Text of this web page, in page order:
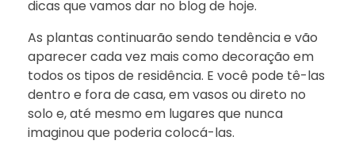
dicas que vamos dar no blog de hoje.
As plantas continuarão sendo tendência e vão
aparecer cada vez mais como decoração em
todos os tipos de residência. E você pode tê-las
dentro e fora de casa, em vasos ou direto no
solo e, até mesmo em lugares que nunca
imaginou que poderia colocá-las.